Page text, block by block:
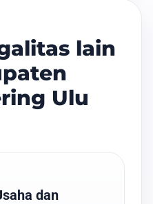
lain
Ulu
dan